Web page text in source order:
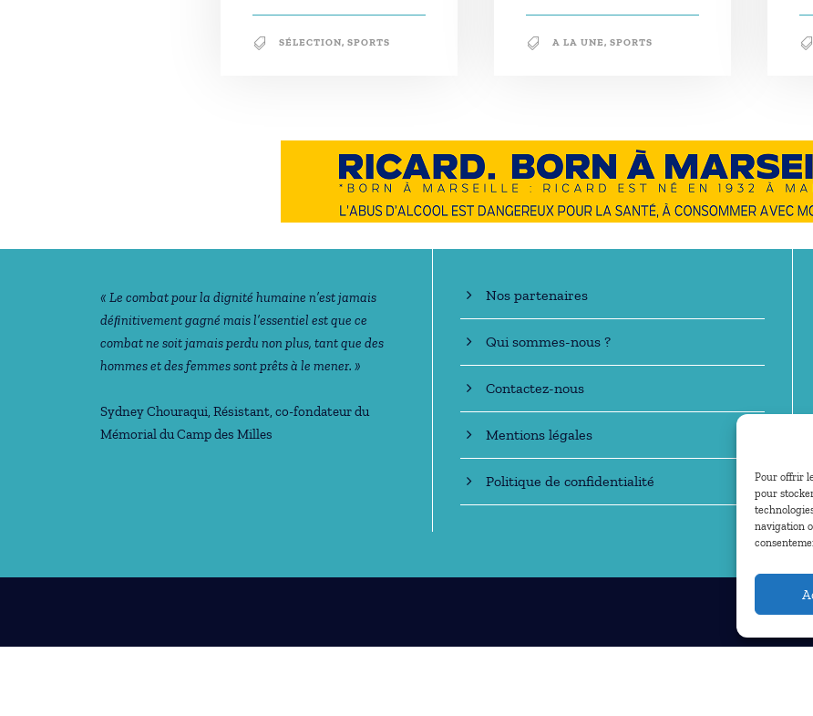
Pour offrir
pour
navigation
SÉLECTION, SPORTS A LA UNE, SPORTS
Notre philosophie
« Le combat pour la dignité humaine n’est jamais
déﬁnitivement gagné mais l’essentiel est que ce
combat ne soit jamais perdu non plus, tant que des
hommes et des femmes sont prêts à le mener. »
Sydney Chouraqui, Résistant, co-fondateur du
Mémorial du Camp des Milles
En savoir +
Nos partenaires
Qui sommes-nous ?
Contactez-nous
Mentions légales
Politique de confidentialité